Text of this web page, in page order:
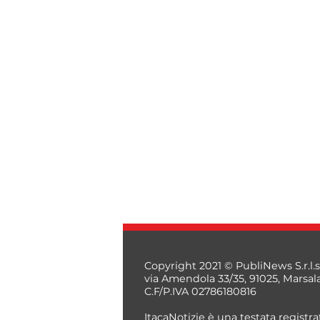
Copyright 2021 © PubliNews
via Amendola 33/35, 91025,
C.F/P.IVA 02786180816
ItacaNotizie è una testata